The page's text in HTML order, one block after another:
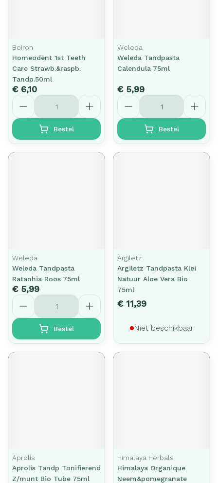
Boiron
Homeodent 1st Teeth
Care Strawb.&raspb.
Tandp.50ml
€ 6,10
Aantal
Bestel
Weleda
Weleda Tandpasta
Calendula 75ml
€ 5,99
Aantal
Bestel
Weleda
Weleda Tandpasta
Ratanhia Roos 75ml
€ 5,99
Aantal
Bestel
Argiletz
Argiletz Tandpasta Klei
Natuur Aloe Vera Bio
75ml
€ 11,39
Niet beschikbaar
Aprolis
Aprolis Tandp Tonifierend
Z/munt Bio Tube 75ml
Himalaya Herbals
Himalaya Organique
Neem&pomegranate